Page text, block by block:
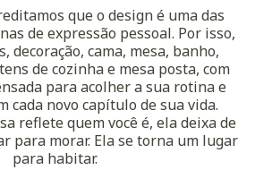
que o design é uma das
de expressão pessoal. Por isso,
decoração, cama, mesa, banho,
de cozinha e mesa posta, com
para acolher a sua rotina e
cada novo capítulo de sua vida.
reflete quem você é, ela deixa de
para morar. Ela se torna um lugar
para habitar.